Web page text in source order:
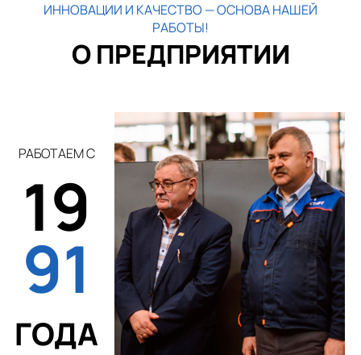
ИННОВАЦИИ И КАЧЕСТВО — ОСНОВА НАШЕЙ
РАБОТЫ!
О ПРЕДПРИЯТИИ
РАБОТАЕМ С
19
91
ГОДА